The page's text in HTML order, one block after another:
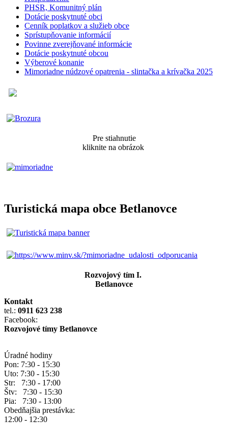
PHSR, Komunitný plán
Dotácie poskytnuté obci
Cenník poplatkov a služieb obce
Sprístupňovanie informácií
Povinne zverejňované informácie
Dotácie poskytnuté obcou
Výberové konanie
Mimoriadne núdzové opatrenia - slintačka a krívačka 2025
Pre stiahnutie
kliknite na obrázok
Turistická mapa obce Betlanovce
Rozvojový tím I.
Betlanovce
Kontakt
tel.: 0911 623 238
Facebook:
Rozvojové tímy Betlanovce
Úradné hodiny
Pon: 7:30 - 15:30
Uto: 7:30 - 15:30
Str: 7:30 - 17:00
Štv: 7:30 - 15:30
Pia: 7:30 - 13:00
Obedňajšia prestávka:
12:00 - 12:30